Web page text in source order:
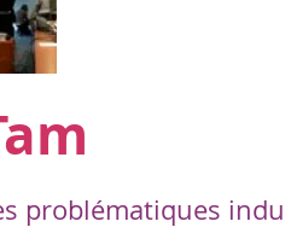
problématiques